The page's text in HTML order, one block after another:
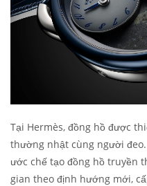
Tại Hermès, đồng hồ được
thường nhật cùng người
ước chế tạo đồng hồ truyền
gian theo định hướng mới,